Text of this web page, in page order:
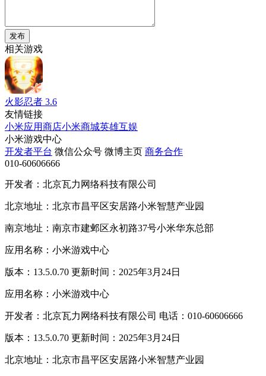
发布
相关游戏
火影忍者 3.6
友情链接
小米应用商店小米商城英雄互娱
小米游戏中心
开发者平台 微信公众号 微博主页 商务合作
010-60606666
开发者：北京瓦力网络科技有限公司
北京地址：北京市昌平区安居路小米智慧产业园
南京地址：南京市建邺区永初路37号小米华东总部
应用名称：小米游戏中心
版本：13.5.0.70 更新时间：2025年3月24日
应用名称：小米游戏中心
开发者：北京瓦力网络科技有限公司 电话：010-60606666
版本：13.5.0.70 更新时间：2025年3月24日
北京地址：北京市昌平区安居路小米智慧产业园